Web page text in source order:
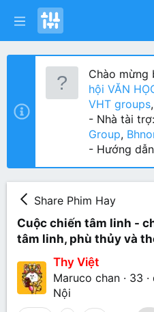
Chào mừng
hội VĂN
VHT groups,
- Nhà tài trợ:
Group,
- Hướng dẫn
Share Phim Hay
Cuộc chiến tâm linh -
tâm linh, phù thủy và
Thy Việt
Maruco chan · 33 ·
Nội